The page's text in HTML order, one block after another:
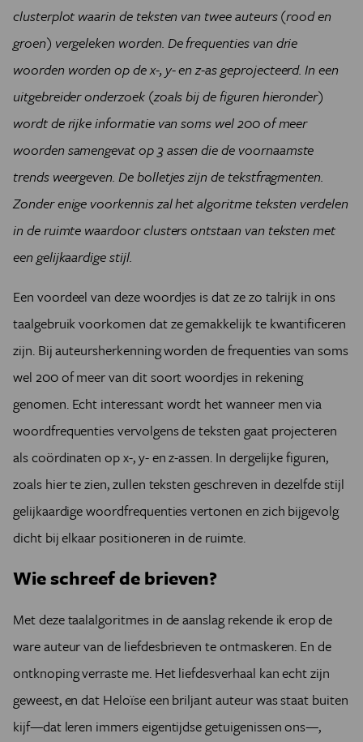
clusterplot waarin de teksten van twee auteurs (rood en
groen) vergeleken worden. De frequenties van drie
woorden worden op de x-, y- en z-as geprojecteerd. In een
uitgebreider onderzoek (zoals bij de figuren hieronder)
wordt de rijke informatie van soms wel 200 of meer
woorden samengevat op 3 assen die de voornaamste
trends weergeven. De bolletjes zijn de tekstfragmenten.
Zonder enige voorkennis zal het algoritme teksten verdelen
in de ruimte waardoor clusters ontstaan van teksten met
een gelijkaardige stijl.
Een voordeel van deze woordjes is dat ze zo talrijk in ons
taalgebruik voorkomen dat ze gemakkelijk te kwantificeren
zijn. Bij auteursherkenning worden de frequenties van soms
wel 200 of meer van dit soort woordjes in rekening
genomen. Echt interessant wordt het wanneer men via
woordfrequenties vervolgens de teksten gaat projecteren
als coördinaten op x-, y- en z-assen. In dergelijke figuren,
zoals hier te zien, zullen teksten geschreven in dezelfde stijl
gelijkaardige woordfrequenties vertonen en zich bijgevolg
dicht bij elkaar positioneren in de ruimte.
Wie schreef de brieven?
Met deze taalalgoritmes in de aanslag rekende ik erop de
ware auteur van de liefdesbrieven te ontmaskeren. En de
ontknoping verraste me. Het liefdesverhaal kan echt zijn
geweest, en dat Heloïse een briljant auteur was staat buiten
kijf—dat leren immers eigentijdse getuigenissen ons—,